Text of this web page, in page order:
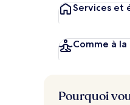
Services et
Comme à la
Pourquoi